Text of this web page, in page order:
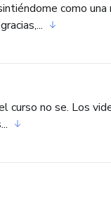
como una
curso no se. Los